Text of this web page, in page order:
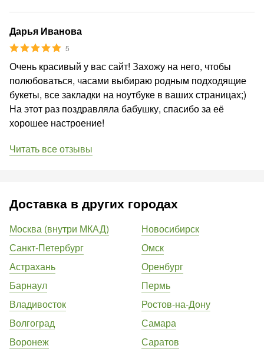
Дарья Иванова
5
Очень красивый у вас сайт! Захожу на него, чтобы
полюбоваться, часами выбираю родным подходящие
букеты, все закладки на ноутбуке в ваших страницах;)
На этот раз поздравляла бабушку, спасибо за её
хорошее настроение!
Читать все отзывы
Доставка в других городах
Москва (внутри МКАД)
Санкт-Петербург
Астрахань
Барнаул
Владивосток
Волгоград
Воронеж
Новосибирск
Омск
Оренбург
Пермь
Ростов-на-Дону
Самара
Саратов